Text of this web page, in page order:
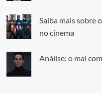
Saiba mais sobre
no cinema
Análise: o mal